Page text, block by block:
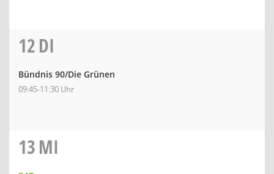
12DI
Bündnis 90/Die Grünen
09:45-11:30 Uhr
13MI